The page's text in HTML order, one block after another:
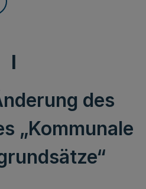
I
des
„Kommunale